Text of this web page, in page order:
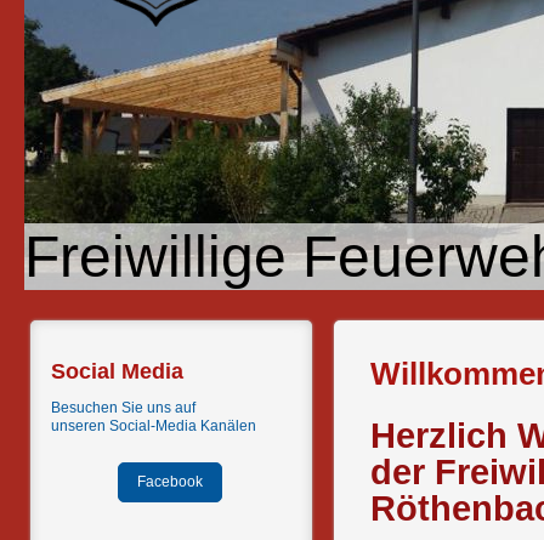
Freiwillige
Social Media
Besuchen Sie uns auf
unseren Social-Media Kanälen
Facebook
Herzlich
der